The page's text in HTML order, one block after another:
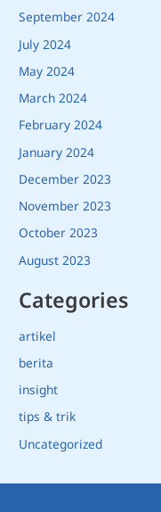
September 2024
July 2024
May 2024
March 2024
February 2024
January 2024
December 2023
November 2023
October 2023
August 2023
Categories
artikel
berita
insight
tips & trik
Uncategorized